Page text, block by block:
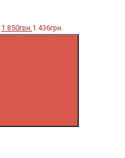
1 850грн. 1 436грн.